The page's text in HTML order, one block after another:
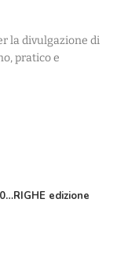
la divulgazione di
pratico e
edizione